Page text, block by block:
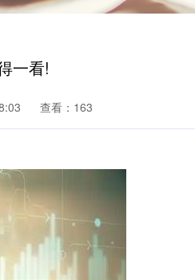
一看!
查看：163